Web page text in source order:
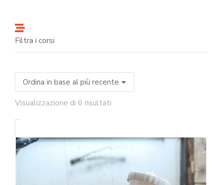
Filtra i corsi
Visualizzazione di 6 risultati